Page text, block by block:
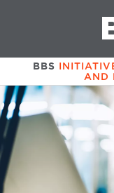
BBS
AND